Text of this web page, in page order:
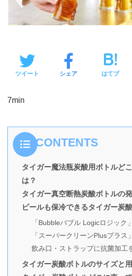
ツイート シェア はてブ
7min
CONTENTS
タイガー魔法瓶炭酸用ボトルど
は？
タイガー真空断熱炭酸ボトルの
ビールも保冷できるタイガー炭
「Bubbleバブル Logicロジック
「スーパークリーンPlusプラス
飲み口・ストラップに抗菌加工
タイガー炭酸ボトルのサイズと